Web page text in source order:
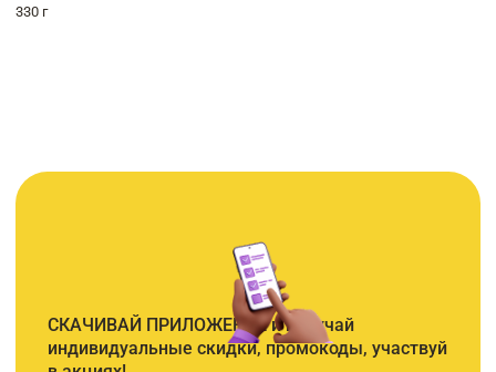
330 г
СКАЧИВАЙ ПРИЛОЖЕНИЕ и получай
индивидуальные скидки, промокоды, участвуй